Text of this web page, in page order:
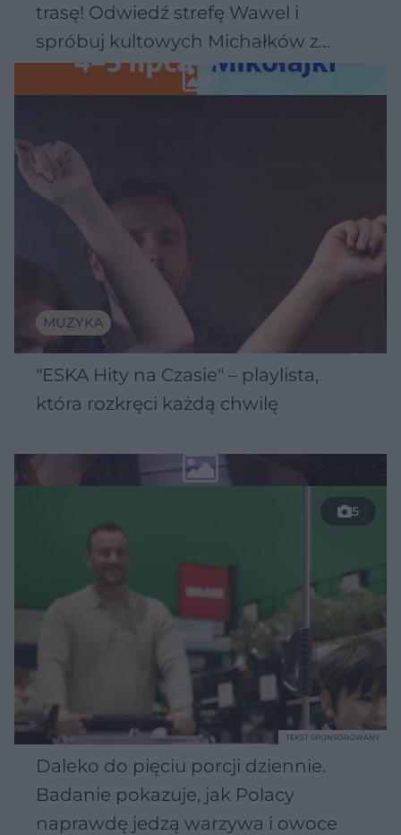
trasę! Odwiedź strefę Wawel i
spróbuj kultowych Michałków z
Wawelu
MUZYKA
"ESKA Hity na Czasie" – playlista,
która rozkręci każdą chwilę
5
Daleko do pięciu porcji dziennie.
Badanie pokazuje, jak Polacy
naprawdę jedzą warzywa i owoce
TEKST SPONSOROWANY